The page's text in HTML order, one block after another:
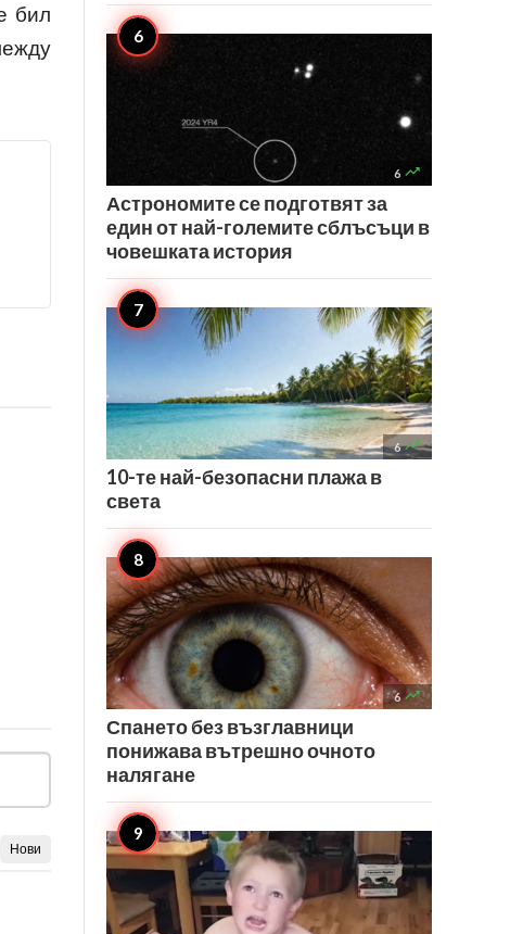
бил
Нови
6 
Астрономите се подготвят за
един от най-големите сблъсъци в
човешката история
6 
10-те най-безопасни плажа в
света
6 
Спането без възглавници
понижава вътрешно очното
налягане